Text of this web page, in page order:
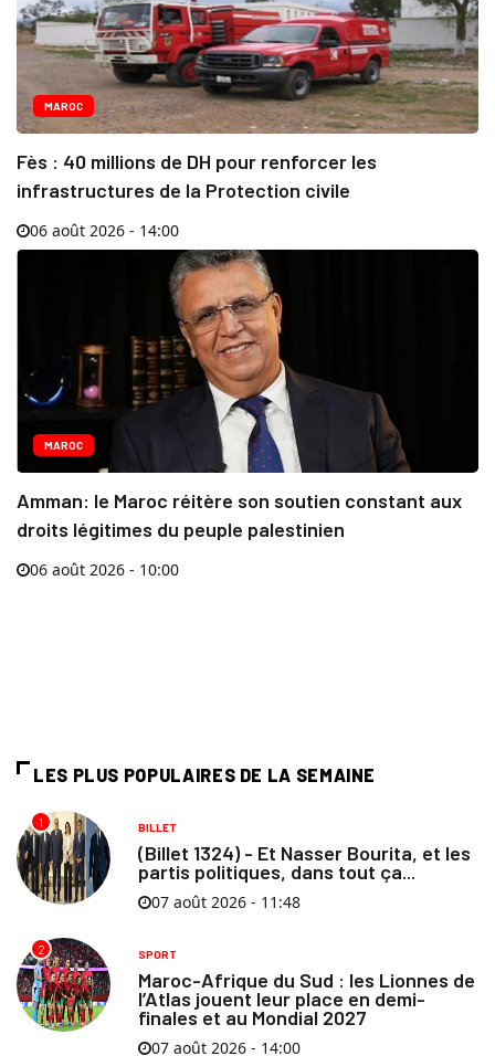
MAROC
Fès : 40 millions de DH pour renforcer les
infrastructures de la Protection civile
06 août 2026 - 14:00
MAROC
Amman: le Maroc réitère son soutien constant aux
droits légitimes du peuple palestinien
06 août 2026 - 10:00
LES PLUS POPULAIRES DE LA SEMAINE
1 BILLET
(Billet 1324) - Et Nasser Bourita, et les
partis politiques, dans tout ça...
07 août 2026 - 11:48
2 SPORT
Maroc-Afrique du Sud : les Lionnes de
l’Atlas jouent leur place en demi-
finales et au Mondial 2027
07 août 2026 - 14:00